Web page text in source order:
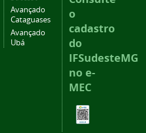
Avançado
Cataguases
Avançado
Ubá
o
cadastro
do
IFSudesteMG
no e-
MEC